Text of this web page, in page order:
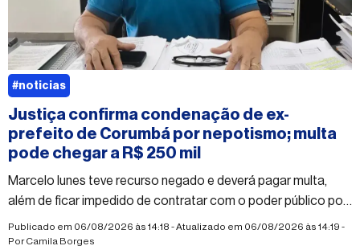
Justiça confirma condenação de ex-
prefeito de Corumbá por nepotismo; multa
pode chegar a R$ 250 mil
Marcelo Iunes teve recurso negado e deverá pagar multa,
além de ficar impedido de contratar com o poder público por
dois anos
Publicado em 06/08/2026 às 14:18 - Atualizado em 06/08/2026 às 14:19 -
PorCamila Borges
#noticias